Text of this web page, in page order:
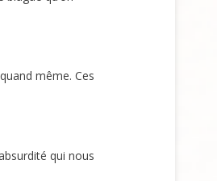
même. Ces
qui nous